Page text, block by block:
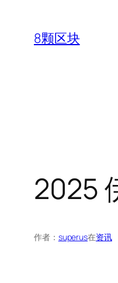
8颗区块
2025
作者： superus在资讯